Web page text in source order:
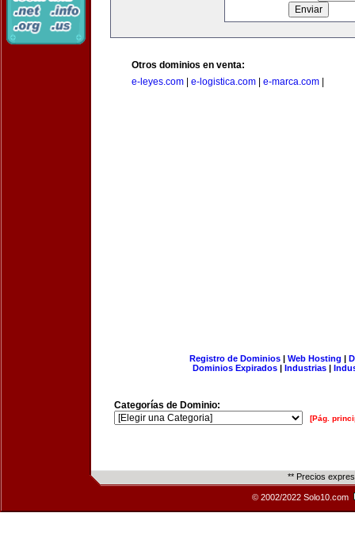
Otros dominios en venta:
e-leyes.com
e-logistica.com e-marca.com
Registro de Dominios| Web Hosting |
Dominios Expirados | Industrias |
Categorías de Dominio:
[Pág.
** Precios
© 2002/2022 Solo10.com